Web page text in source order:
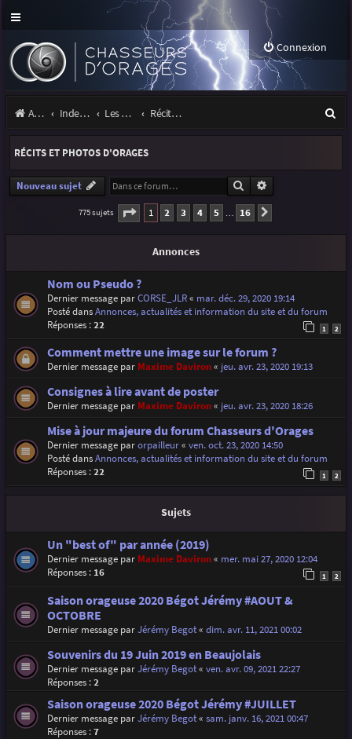
Connexion
Accueil Index du forum Les orages Récits et photos d'orages
e
r
RÉCITS ET PHOTOS D'ORAGES
Nouveau sujet Rechercher
775 sujets Page 1sur 16
1 2 3 4 5 … 16
Annonces
Nom ou Pseudo ?
Dernier message parCORSE_JLR« mar. déc. 29, 2020 19:14
Posté dansAnnonces, actualités et information du site et du forum
Réponses :22 1 2
Comment mettre une image sur le forum ?
Dernier message par Maxime Daviron« jeu. avr. 23, 2020 19:13
Consignes à lire avant de poster
Dernier message par Maxime Daviron« jeu. avr. 23, 2020 18:26
Mise à jour majeure du forum Chasseurs d'Orages
Dernier message parorpailleur« ven. oct. 23, 2020 14:50
Posté dansAnnonces, actualités et information du site et du forum
Réponses :22 1 2
Sujets
Un "best of" par année (2019)
Dernier message par Maxime Daviron« mer. mai 27, 2020 12:04
Réponses : 16 1 2
Saison orageuse 2020 Bégot Jérémy #AOUT &
OCTOBRE
Dernier message parJérémy Begot« dim. avr. 11, 2021 00:02
Souvenirs du 19 Juin 2019 en Beaujolais
Dernier message parJérémy Begot« ven. avr. 09, 2021 22:27
Réponses :2
Saison orageuse 2020 Bégot Jérémy #JUILLET
Dernier message parJérémy Begot« sam. janv. 16, 2021 00:47
Réponses :7